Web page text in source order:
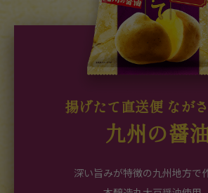
揚げたて直送便 なが
九州の醤
深い旨みが特徴の九州地方で